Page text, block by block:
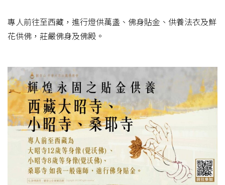
專人前往至西藏，進行燈供萬盞、佛身貼金、供養法衣及鮮
花供佛，莊嚴佛身及佛殿。